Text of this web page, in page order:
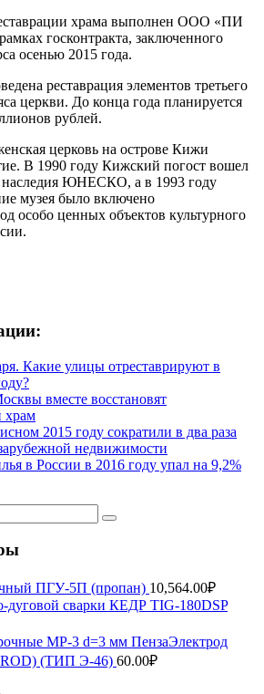
храма выполнен ООО «ПИ
госконтракта, заключенного
осенью 2015 года.
реставрация элементов третьего
церкви. До конца года планируется
рублей.
церковь на острове Кижи
В 1990 году Кижский погост вошел
наследия ЮНЕСКО, а в 1993 году
музея было включено
особо ценных объектов культурного
Какие улицы отреставрируют в
вместе восстановят
храм
2015 году сократили в два раза
недвижимости
в России в 2016 году упал на 9,2%
ПГУ-5П (пропан) 10,564.00₽
дуговой сварки КЕДР TIG-180DSP
МР-3 d=3 мм ПензаЭлектрод
(ТИП Э-46) 60.00₽